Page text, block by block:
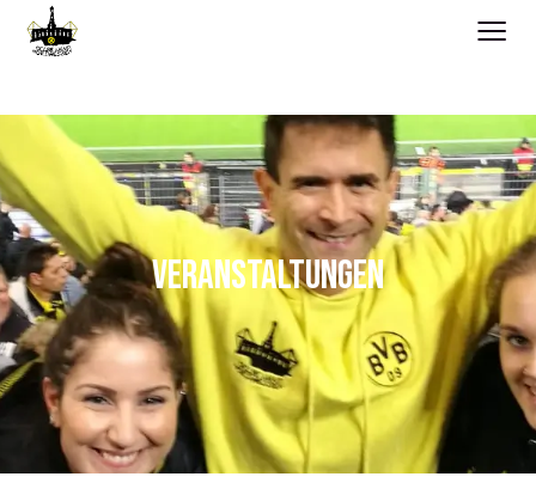
≡
VERANSTALTUNGEN